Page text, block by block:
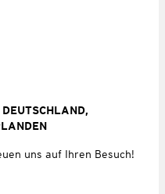
uns auf Ihren Besuch!